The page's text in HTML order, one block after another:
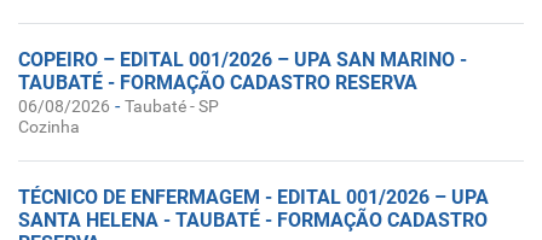
COPEIRO – EDITAL 001/2026 – UPA SAN MARINO -
TAUBATÉ - FORMAÇÃO CADASTRO RESERVA
06/08/2026 -Taubaté - SP
Cozinha
TÉCNICO DE ENFERMAGEM - EDITAL 001/2026 – UPA
SANTA HELENA - TAUBATÉ - FORMAÇÃO CADASTRO